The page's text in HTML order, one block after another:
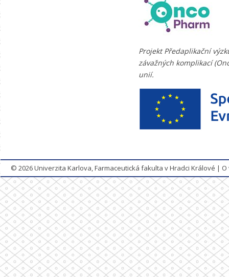
Projekt Předaplikační
závažných komplikací
unií.
© 2026Univerzita Karlova, Farmaceutická fakulta v Hradci Králové |